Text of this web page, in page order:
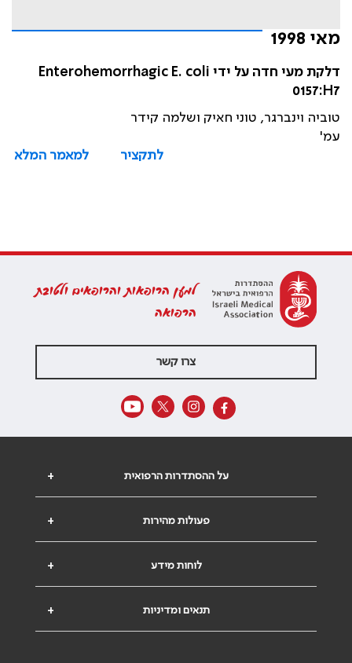
מאי 1998
דלקת מעי חדה על ידי Enterohemorrhagic E. coli
0157:H7
טוביה וינברגר, טוני חאיק ושלמה קידר
עמ'
לתקציר
למאמר המלא
למען הרופאות והרופאים ולטובת
הרפואה
צרו קשר
+ על ההסתדרות הרפואית
+ פעולות מהירות
+ לוחות מידע
+ תנאים ומדיניות